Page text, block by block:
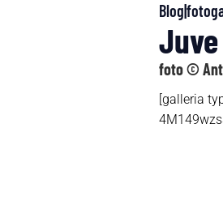
foto ©
[galleria